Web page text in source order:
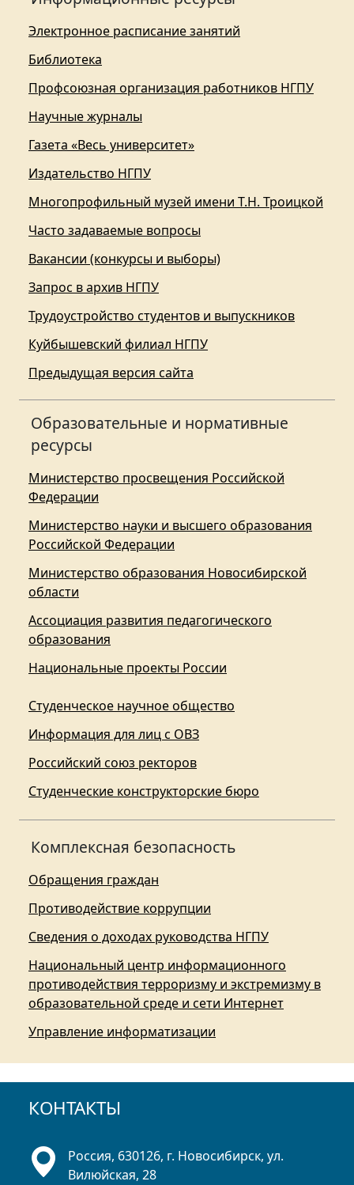
Электронное расписание занятий
Библиотека
Профсоюзная организация работников НГПУ
Научные журналы
Газета «Весь университет»
Издательство НГПУ
Многопрофильный музей имени Т.Н. Троицкой
Часто задаваемые вопросы
Вакансии (конкурсы и выборы)
Запрос в архив НГПУ
Трудоустройство студентов и выпускников
Куйбышевский филиал НГПУ
Предыдущая версия сайта
Образовательные и нормативные
ресурсы
Министерство просвещения Российской
Федерации
Министерство науки и высшего образования
Российской Федерации
Министерство образования Новосибирской
области
Ассоциация развития педагогического
образования
Национальные проекты России
Студенческое научное общество
Информация для лиц с ОВЗ
Российский союз ректоров
Студенческие конструкторские бюро
Комплексная безопасность
Обращения граждан
Противодействие коррупции
Сведения о доходах руководства НГПУ
Национальный центр информационного
противодействия терроризму и экстремизму в
образовательной среде и сети Интернет
Управление информатизации
КОНТАКТЫ
Россия, 630126, г. Новосибирск, ул.
Вилюйская, 28